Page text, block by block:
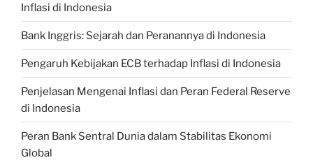
Inflasi di Indonesia
Bank Inggris: Sejarah dan Peranannya di Indonesia
Pengaruh Kebijakan ECB terhadap Inflasi di Indonesia
Penjelasan Mengenai Inflasi dan Peran Federal Reserve
di Indonesia
Peran Bank Sentral Dunia dalam Stabilitas Ekonomi
Global